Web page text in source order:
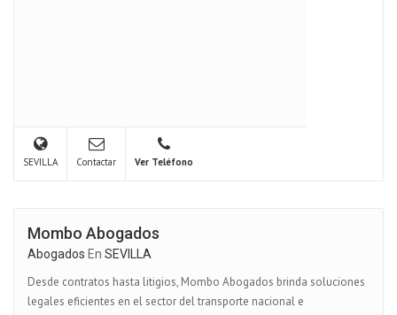
SEVILLA Contactar Ver Teléfono
Mombo Abogados
Abogados En SEVILLA
Desde contratos hasta litigios, Mombo Abogados brinda soluciones
legales eficientes en el sector del transporte nacional e